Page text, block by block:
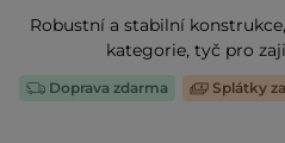
Robustní a stabilní
kategorie, tyč pro
Doprava zdarma Splátky